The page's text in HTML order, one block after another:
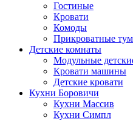
Гостиные
Кровати
Комоды
Прикроватные
Детские комнаты
Модульные
Кровати машины
Детские кровати
Кухни Боровичи
Кухни Массив
Кухни Симпл